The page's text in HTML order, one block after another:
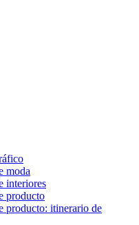
moda
interiores
producto
producto: itinerario de